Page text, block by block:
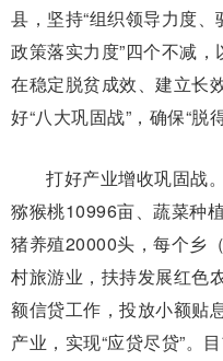
县，坚持“组织领导力度、
政策落实力度”四个不减
在稳定脱贫成效、建立长
好“八大巩固战”，确保“脱
打好产业增收巩固战
猕猴桃10996亩、蔬菜种
猪养殖20000头，每个乡
村旅游业，扶持发展红色
额信贷工作，投放小额贴
产业，实现“应贷尽贷”。